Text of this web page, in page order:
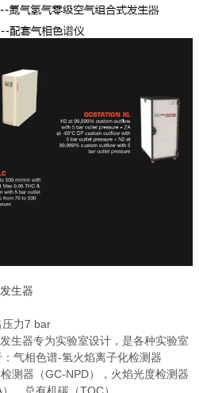
生器
力7 bar
生器专为实验室设计，是各种实验室
气相色谱-氢火焰离子化检测器
测器（GC-NPD），火焰光度检测器
，总有机碳（TOC）。